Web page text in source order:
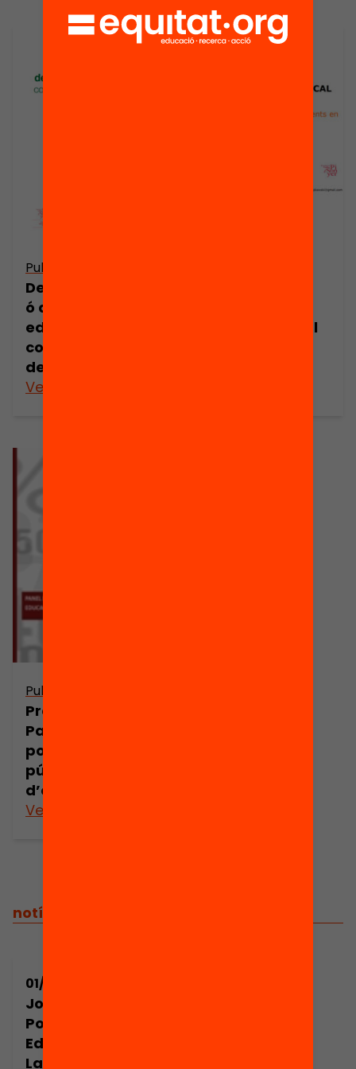
Publicació
Descentralitzaci
ó de la política
educativa:
consolidació,
debilitats i crisi
Veure’n més
educativa local
Publicació
Presentació:
Panel de
polítiques
públiques locals
d’educació 2012
Veure’n més
notícies relacionades
01/10/2014
Jornada de
Política
Educativa Local.
La